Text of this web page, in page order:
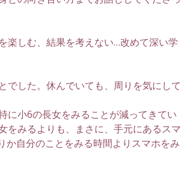
楽しむ、結果を考えない…改めて深い学
でした。休んでいても、周りを気にして
に小6の長女をみることが減ってきてい
をみるよりも、まさに、手元にあるスマ
自分のことをみる時間よりスマホをみ